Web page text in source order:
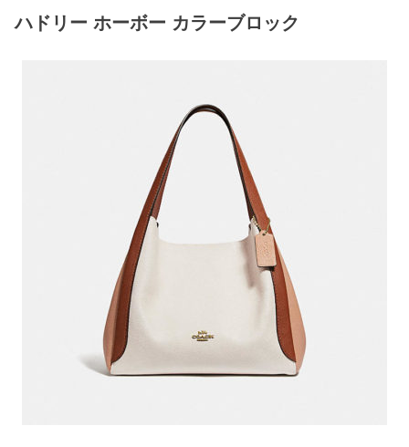
ハドリー ホーボー カラーブロック